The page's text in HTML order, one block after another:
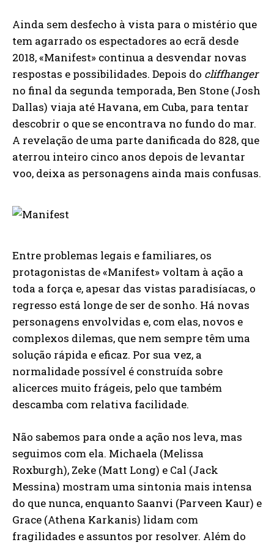
Ainda sem desfecho à vista para o mistério que
tem agarrado os espectadores ao ecrã desde
2018, «Manifest» continua a desvendar novas
respostas e possibilidades. Depois do cliffhanger
no final da segunda temporada, Ben Stone (Josh
Dallas) viaja até Havana, em Cuba, para tentar
descobrir o que se encontrava no fundo do mar.
A revelação de uma parte danificada do 828, que
aterrou inteiro cinco anos depois de levantar
voo, deixa as personagens ainda mais confusas.
Entre problemas legais e familiares, os
protagonistas de «Manifest» voltam à ação a
toda a força e, apesar das vistas paradisíacas, o
regresso está longe de ser de sonho. Há novas
personagens envolvidas e, com elas, novos e
complexos dilemas, que nem sempre têm uma
solução rápida e eficaz. Por sua vez, a
normalidade possível é construída sobre
alicerces muito frágeis, pelo que também
descamba com relativa facilidade.
Não sabemos para onde a ação nos leva, mas
seguimos com ela. Michaela (Melissa
Roxburgh), Zeke (Matt Long) e Cal (Jack
Messina) mostram uma sintonia mais intensa
do que nunca, enquanto Saanvi (Parveen Kaur) e
Grace (Athena Karkanis) lidam com
fragilidades e assuntos por resolver. Além do